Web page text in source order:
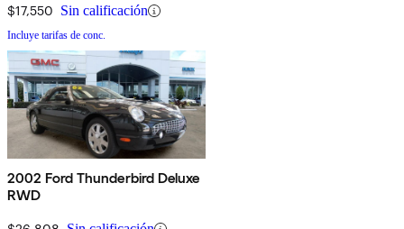
$17,550 Sin calificación
Incluye tarifas de conc.
2002 Ford Thunderbird Deluxe
RWD